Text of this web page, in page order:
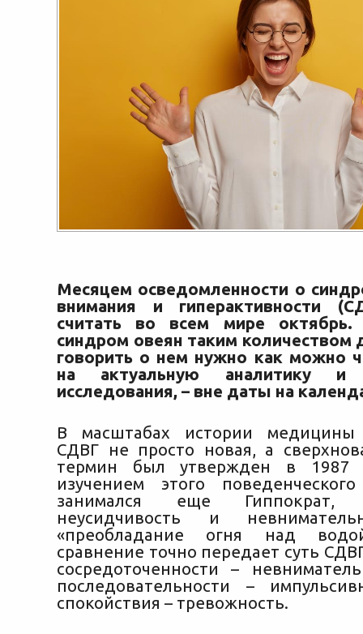
Месяцем осведомленности о
внимания и гиперактивности
считать во всем мире
синдром овеян таким количеством
говорить о нем нужно как можно
на актуальную аналитику и
исследования, – вне даты на
В масштабах истории медицины
СДВГ не просто новая, а
термин был утвержден в 1987
изучением этого поведенческого
занимался еще Гиппократ,
неусидчивость и
«преобладание огня над
сравнение точно передает суть
сосредоточенности –
последовательности –
спокойствия – тревожность.